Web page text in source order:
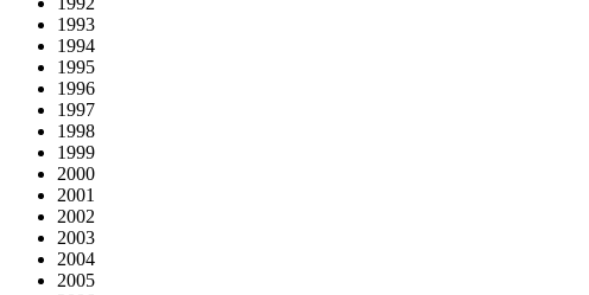
1993
1994
1995
1996
1997
1998
1999
2000
2001
2002
2003
2004
2005